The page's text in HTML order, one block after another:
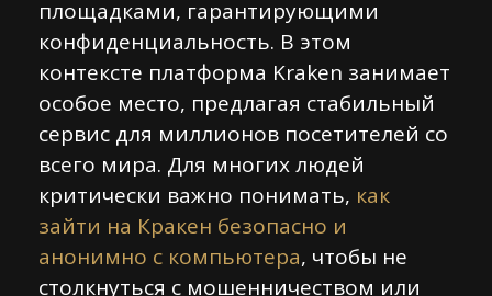
площадками, гарантирующими
конфиденциальность. В этом
контексте платформа Kraken занимает
особое место, предлагая стабильный
сервис для миллионов посетителей со
всего мира. Для многих людей
критически важно понимать, как
зайти на Кракен безопасно и
анонимно с компьютера, чтобы не
столкнуться с мошенничеством или